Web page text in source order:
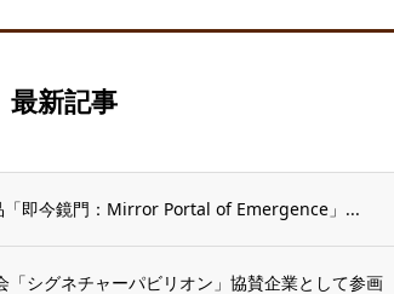
最新記事
「即今鏡門：Mirror Portal of Emergence」...
「シグネチャーパビリオン」協賛企業として参画